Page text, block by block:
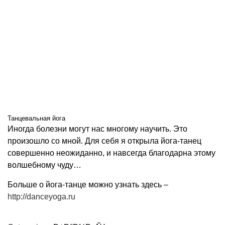
Танцевальная йога
Иногда болезни могут нас многому научить. Это
произошло со мной. Для себя я открыла йога-танец
совершенно неожиданно, и навсегда благодарна этому
волшебному чуду…
Больше о йога-танце можно узнать здесь –
http://danceyoga.ru